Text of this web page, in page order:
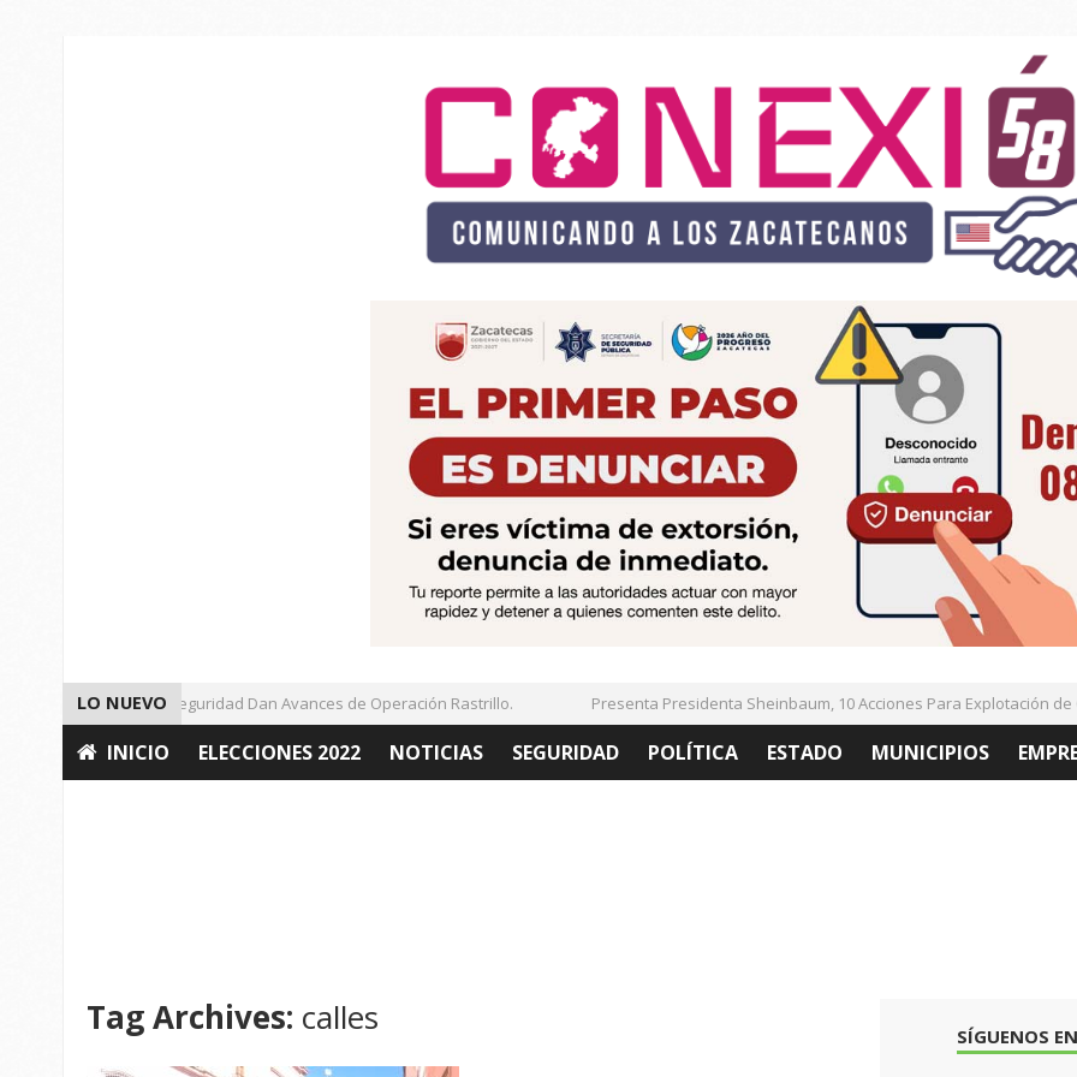
LO NUEVO
Autoridades de Seguridad Dan Avances de Operación Rastrillo. Presenta Presidenta Sheinbaum, 10 Acciones Para Explotación de
INICIO ELECCIONES 2022 NOTICIAS SEGURIDAD POLÍTICA ESTADO MUNICIPIOS
Tag Archives: calles SÍGUENOS